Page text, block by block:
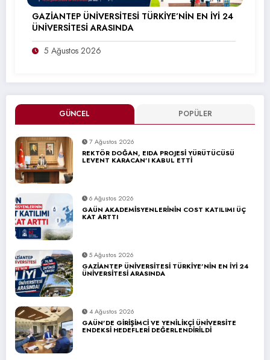
GÜNCEL POPÜLER
7 Ağustos 2026
REKTÖR DOĞAN, EIDA PROJESİ YÜRÜTÜCÜSÜ
LEVENT KARACAN’I KABUL ETTİ
6 Ağustos 2026
GAÜN AKADEMİSYENLERİNİN COST KATILIMI ÜÇ
KAT ARTTI
5 Ağustos 2026
GAZİANTEP ÜNİVERSİTESİ TÜRKİYE’NİN EN İYİ 24
ÜNİVERSİTESİ ARASINDA
4 Ağustos 2026
GAÜN’DE GİRİŞİMCİ VE YENİLİKÇİ ÜNİVERSİTE
ENDEKSİ HEDEFLERİ DEĞERLENDİRİLDİ
GAZİANTEP ÜNİVERSİTESİ TÜRKİYE’NİN EN İYİ 24
ÜNİVERSİTESİ ARASINDA
5 Ağustos 2026